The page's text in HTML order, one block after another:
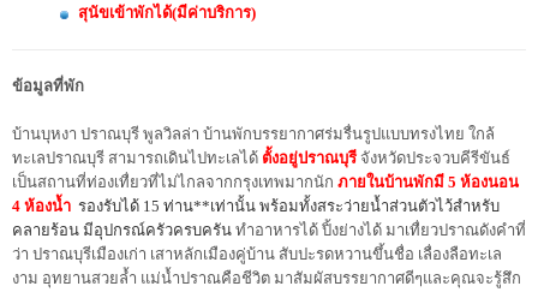
สุนัขเข้าพักได้(มีค่าบริการ)
ข้อมูลที่พัก
บ้านบุหงา ปราณบุรี พูลวิลล่า บ้านพักบรรยากาศร่มรื่นรูปแบบทรงไทย ใกล้
ทะเลปราณบุรี สามารถเดินไปทะเลได้ ตั้งอยู่ปราณบุรี จังหวัดประจวบคีรีขันธ์
เป็นสถานที่ท่องเทื่ยวที่ไม่ไกลจากกรุงเทพมากนัก ภายในบ้านพักมี 5 ห้องนอน
4 ห้องน้ำ รองรับได้ 15 ท่าน**เท่านั้น พร้อมทั้งสระว่ายน้ำส่วนตัวไว้สำหรับ
คลายร้อน มีอุปกรณ์ครัวครบครัน ทำอาหารได้ ปิ้งย่างได้ มาเทื่ยวปราณดังคำที่
ว่า ปราณบุรีเมืองเก่า เสาหลักเมืองคู่บ้าน สับปะรดหวานขึ้นชื่อ เลื่องลือทะเล
งาม อุทยานสวยล้ำ แม่น้ำปราณคือชีวิต มาสัมผัสบรรยากาศดีๆและคุณจะรู้สึก